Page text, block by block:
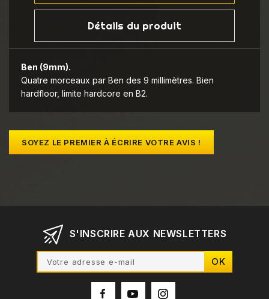
Détails du produit
Ben (9mm).
Quatre morceaux par Ben des 9 millimètres. Bien
hardfloor, limite hardcore en B2.
SOYEZ LE PREMIER À ÉCRIRE VOTRE AVIS !
S'INSCRIRE AUX NEWSLETTERS